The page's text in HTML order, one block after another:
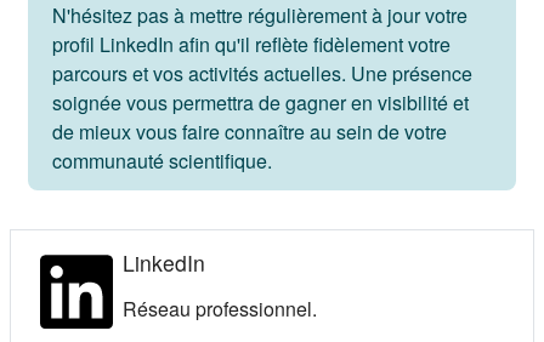
N'hésitez pas à mettre régulièrement à jour votre
profil LinkedIn afin qu'il reflète fidèlement votre
parcours et vos activités actuelles. Une présence
soignée vous permettra de gagner en visibilité et
de mieux vous faire connaître au sein de votre
communauté scientifique.
LinkedIn
Réseau professionnel.